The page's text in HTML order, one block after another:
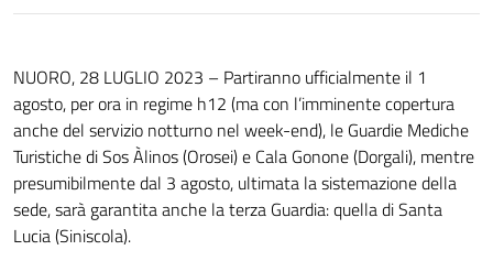
NUORO, 28 LUGLIO 2023 – Partiranno ufficialmente il 1
agosto, per ora in regime h12 (ma con l’imminente copertura
anche del servizio notturno nel week-end), le Guardie Mediche
Turistiche di Sos Àlinos (Orosei) e Cala Gonone (Dorgali), mentre
presumibilmente dal 3 agosto, ultimata la sistemazione della
sede, sarà garantita anche la terza Guardia: quella di Santa
Lucia (Siniscola).